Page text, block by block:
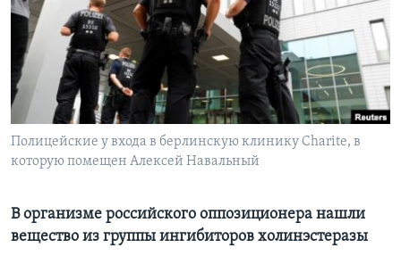
Learning English
СОЦИАЛЬНЫЕ СЕТИ
Языки
Полицейские у входа в берлинскую клинику Charite, в
которую помещен Алексей Навальный
В организме российского оппозиционера нашли
вещество из группы ингибиторов холинэстеразы